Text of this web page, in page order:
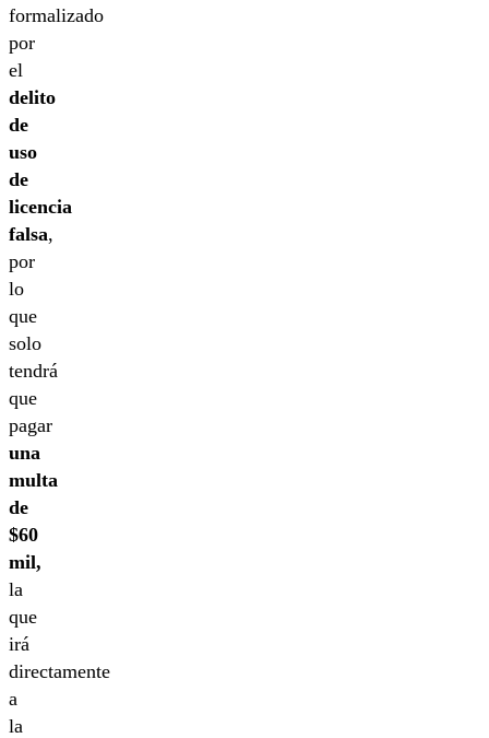
formalizado
por
el
delito
de
uso
de
licencia
falsa,
por
lo
que
solo
tendrá
que
pagar
una
multa
de
$60
mil,
la
que
irá
directamente
a
la